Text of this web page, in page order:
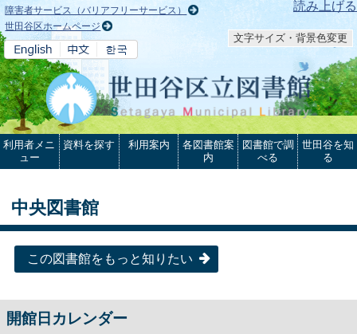
本文へ 読み上げる
障害者サービス（バリアフリーサービス）
世田谷区ホームページ
文字サイズ・背景色変更
利用者メニ
ュー
資料を探す 利用案内
各図書館案
内
図書館で調
べる
世田谷を知
る
中央図書館
この図書館をもっと知りたい
開館日カレンダー